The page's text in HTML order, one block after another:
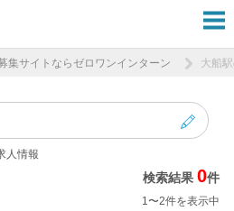
集サイトならゼロワンインターン 大船
人情報
検索結果0件
1〜2件を表示中